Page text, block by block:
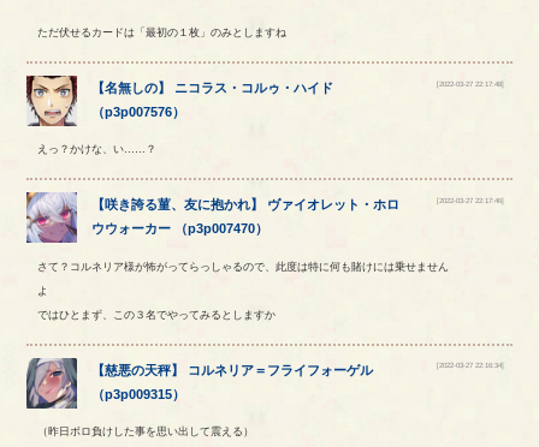
ただ伏せるカードは「最初の１枚」のみとしますね
【名無しの】 ニコラス ・ コルゥ ・ハイド
（p3p007576）
[2022-03-27 22:17:48]
えっ？かけな、い……？
【咲き誇る菫、友に抱かれ】 ヴァイオレット ・ホロ
ウウォーカー （p3p007470）
[2022-03-27 22:17:46]
さて？コルネリア様が怖がってらっしゃるので、此度は特に何も賭けには乗せません
よ
ではひとまず、この３名でやってみるとしますか
【慈悪の天秤】 コルネリア＝ フライフォーゲル
（p3p009315）
[2022-03-27 22:16:34]
（昨日ボロ負けした事を思い出して震える）